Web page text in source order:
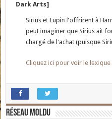
Dark Arts]
Sirius et Lupin l'offrirent à
peut imaginer que Sirius ait
chargé de l'achat (puisque
Cliquez ici pour voir le lexique
Réseau moldu